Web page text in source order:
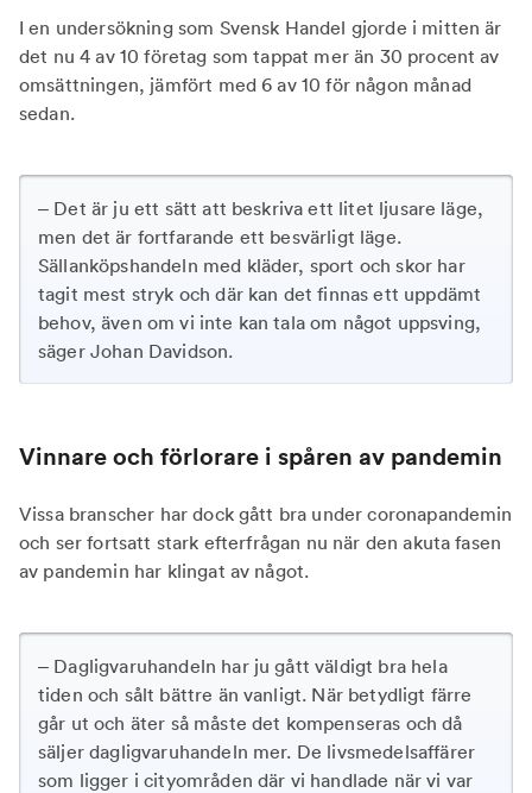
I en undersökning som Svensk Handel gjorde i mitten är
det nu 4 av 10 företag som tappat mer än 30 procent av
omsättningen, jämfört med 6 av 10 för någon månad
sedan.
– Det är ju ett sätt att beskriva ett litet ljusare läge,
men det är fortfarande ett besvärligt läge.
Sällanköpshandeln med kläder, sport och skor har
tagit mest stryk och där kan det finnas ett uppdämt
behov, även om vi inte kan tala om något uppsving,
säger Johan Davidson.
Vinnare och förlorare i spåren av pandemin
Vissa branscher har dock gått bra under coronapandemin
och ser fortsatt stark efterfrågan nu när den akuta fasen
av pandemin har klingat av något.
– Dagligvaruhandeln har ju gått väldigt bra hela
tiden och sålt bättre än vanligt. När betydligt färre
går ut och äter så måste det kompenseras och då
säljer dagligvaruhandeln mer. De livsmedelsaffärer
som ligger i cityområden där vi handlade när vi var